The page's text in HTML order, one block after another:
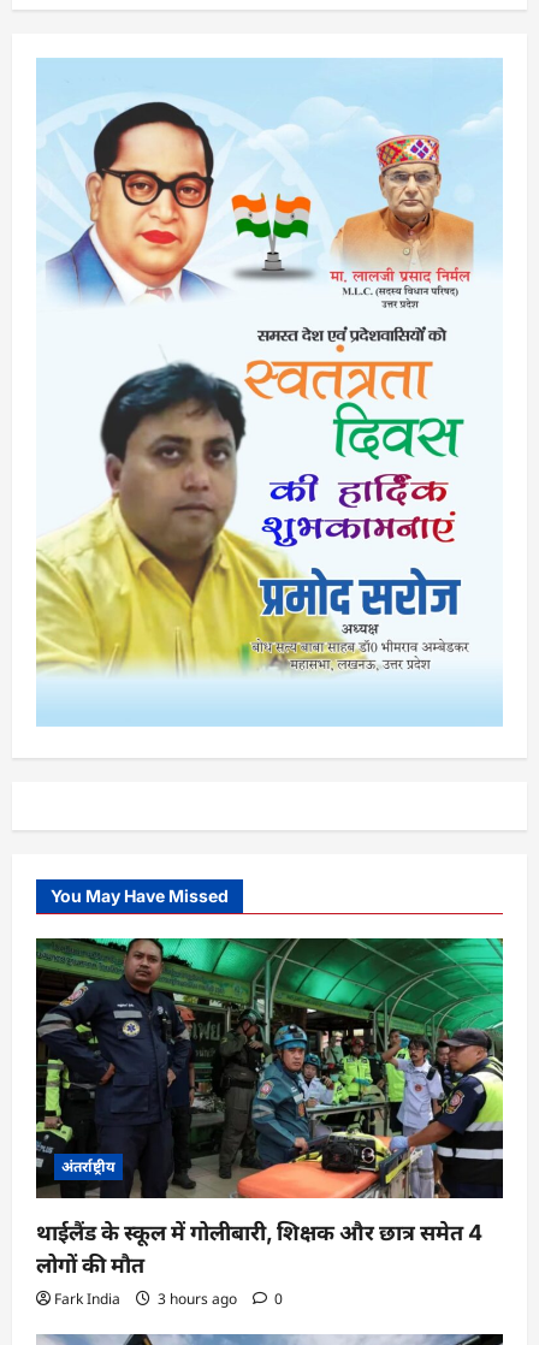
You May Have Missed
अंतर्राष्ट्रीय
थाईलैंड के स्कूल में गोलीबारी, शिक्षक और छात्र समेत 4
लोगों की मौत
Fark India 3 hours ago 0